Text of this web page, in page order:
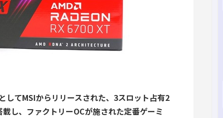
してMSIからリリースされた、3スロット占有2
し、ファクトリーOCが施された定番ゲーミ